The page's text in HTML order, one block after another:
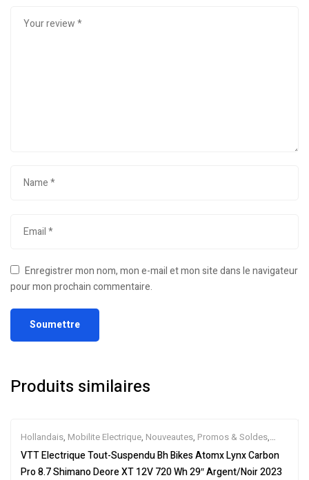
Enregistrer mon nom, mon e-mail et mon site dans le navigateur
pour mon prochain commentaire.
Produits similaires
Hollandais, Mobilite Electrique, Nouveautes, Promos & Soldes,
Tout-Suspendus,Vélo électrique ville,Velos Electriques,VTT
Électriques
VTT Electrique Tout-Suspendu Bh Bikes Atomx Lynx Carbon
Pro 8.7 Shimano Deore XT 12V 720 Wh 29″ Argent/Noir 2023